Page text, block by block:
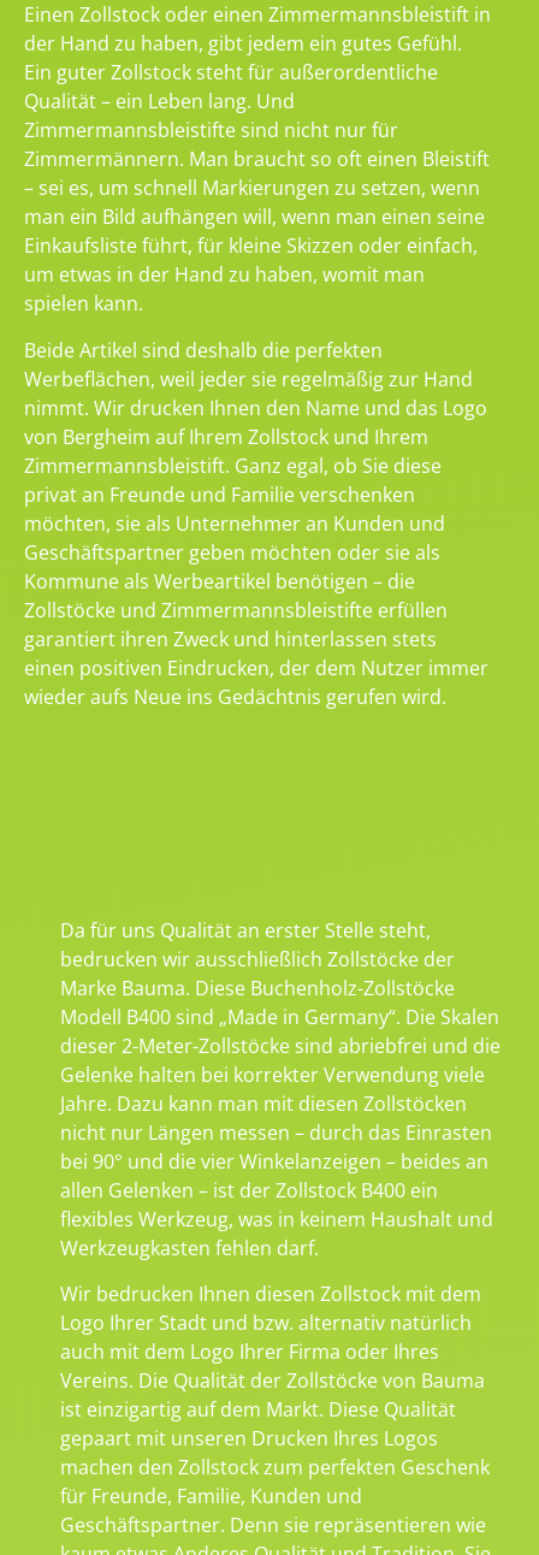
Einen Zollstock oder einen Zimmermannsbleistift in
der Hand zu haben, gibt jedem ein gutes Gefühl.
Ein guter Zollstock steht für außerordentliche
Qualität – ein Leben lang. Und
Zimmermannsbleistifte sind nicht nur für
Zimmermännern. Man braucht so oft einen Bleistift
– sei es, um schnell Markierungen zu setzen, wenn
man ein Bild aufhängen will, wenn man einen seine
Einkaufsliste führt, für kleine Skizzen oder einfach,
um etwas in der Hand zu haben, womit man
spielen kann.
Beide Artikel sind deshalb die perfekten
Werbeflächen, weil jeder sie regelmäßig zur Hand
nimmt. Wir drucken Ihnen den Name und das Logo
von Bergheim auf Ihrem Zollstock und Ihrem
Zimmermannsbleistift. Ganz egal, ob Sie diese
privat an Freunde und Familie verschenken
möchten, sie als Unternehmer an Kunden und
Geschäftspartner geben möchten oder sie als
Kommune als Werbeartikel benötigen – die
Zollstöcke und Zimmermannsbleistifte erfüllen
garantiert ihren Zweck und hinterlassen stets
einen positiven Eindrucken, der dem Nutzer immer
wieder aufs Neue ins Gedächtnis gerufen wird.
Da für uns Qualität an erster Stelle steht,
bedrucken wir ausschließlich Zollstöcke der
Marke Bauma. Diese Buchenholz-Zollstöcke
Modell B400 sind „Made in Germany“. Die Skalen
dieser 2-Meter-Zollstöcke sind abriebfrei und die
Gelenke halten bei korrekter Verwendung viele
Jahre. Dazu kann man mit diesen Zollstöcken
nicht nur Längen messen – durch das Einrasten
bei 90° und die vier Winkelanzeigen – beides an
allen Gelenken – ist der Zollstock B400 ein
flexibles Werkzeug, was in keinem Haushalt und
Werkzeugkasten fehlen darf.
Wir bedrucken Ihnen diesen Zollstock mit dem
Logo Ihrer Stadt und bzw. alternativ natürlich
auch mit dem Logo Ihrer Firma oder Ihres
Vereins. Die Qualität der Zollstöcke von Bauma
ist einzigartig auf dem Markt. Diese Qualität
gepaart mit unseren Drucken Ihres Logos
machen den Zollstock zum perfekten Geschenk
für Freunde, Familie, Kunden und
Geschäftspartner. Denn sie repräsentieren wie